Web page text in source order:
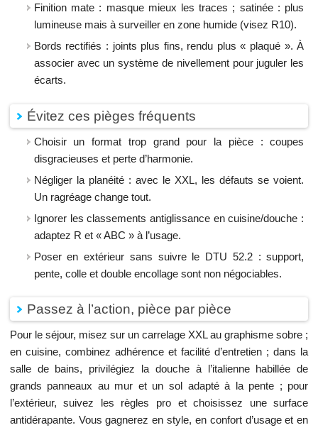
Finition mate : masque mieux les traces ; satinée : plus
lumineuse mais à surveiller en zone humide (visez R10).
Bords rectifiés : joints plus fins, rendu plus « plaqué ». À
associer avec un système de nivellement pour juguler les
écarts.
Évitez ces pièges fréquents
Choisir un format trop grand pour la pièce : coupes
disgracieuses et perte d’harmonie.
Négliger la planéité : avec le XXL, les défauts se voient.
Un ragréage change tout.
Ignorer les classements antiglissance en cuisine/douche :
adaptez R et « ABC » à l’usage.
Poser en extérieur sans suivre le DTU 52.2 : support,
pente, colle et double encollage sont non négociables.
Passez à l’action, pièce par pièce
Pour le séjour, misez sur un carrelage XXL au graphisme sobre ;
en cuisine, combinez adhérence et facilité d’entretien ; dans la
salle de bains, privilégiez la douche à l’italienne habillée de
grands panneaux au mur et un sol adapté à la pente ; pour
l’extérieur, suivez les règles pro et choisissez une surface
antidérapante. Vous gagnerez en style, en confort d’usage et en